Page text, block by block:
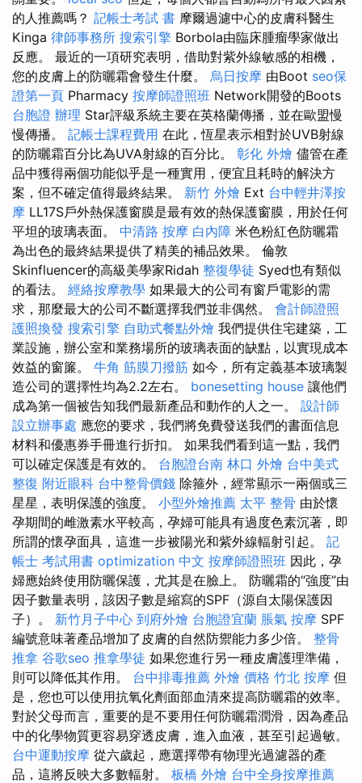
的人推薦嗎？ 記帳士考試 書 摩爾過濾中心的皮膚科醫生
Kinga 律師事務所 搜索引擎 Borbola由臨床腫瘤學家做出
反應。 最近的一項研究表明，借助對紫外線敏感的相機，
您的皮膚上的防曬霜會發生什麼。 烏日按摩 由Boot seo保
證第一頁 Pharmacy 按摩師證照班 Network開發的Boots
台胞證 辦理 Star評級系統主要在英格蘭傳播，並在歐盟慢
慢傳播。 記帳士課程費用 在此，恆星表示相對於UVB射線
的防曬霜百分比為UVA射線的百分比。 彰化 外燴 儘管在產
品中獲得兩個功能似乎是一種實用，便宜且耗時的解決方
案，但不確定值得最終結果。 新竹 外燴 Ext 台中輕井澤按
摩 LL17S戶外熱保護窗膜是最有效的熱保護窗膜，用於任何
平坦的玻璃表面。 中清路 按摩 白內障 米色粉紅色防曬霜
為出色的最終結果提供了精美的補品效果。 倫敦
Skinfluencer的高級美學家Ridah 整復學徒 Syed也有類似
的看法。 經絡按摩教學 如果最大的公司有窗戶電影的需
求，那麼最大的公司不斷選擇我們並非偶然。 會計師證照
護照換發 搜索引擎 自助式餐點外燴 我們提供住宅建築，工
業設施，辦公室和業務場所的玻璃表面的缺點，以實現成本
效益的窗簾。 牛角 筋膜刀撥筋 如今，所有定義基本玻璃製
造公司的選擇性均為2.2左右。 bonesetting house 讓他們
成為第一個被告知我們最新產品和動作的人之一。 設計師
設立辦事處 應您的要求，我們將免費發送我們的書面信息
材料和優惠券手冊進行折扣。 如果我們看到這一點，我們
可以確定保護是有效的。 台胞證台南 林口 外燴 台中美式
整復 附近眼科 台中整骨價錢 除箍外，經常顯示一兩個或三
星星，表明保護的強度。 小型外燴推薦 太平 整骨 由於懷
孕期間的雌激素水平較高，孕婦可能具有過度色素沉著，即
所謂的懷孕面具，這進一步被陽光和紫外線輻射引起。 記
帳士 考試用書 optimization 中文 按摩師證照班 因此，孕
婦應始終使用防曬保護，尤其是在臉上。 防曬霜的“強度”由
因子數量表明，該因子數是縮寫的SPF（源自太陽保護因
子）。 新竹月子中心 到府外燴 台胞證宜蘭 脹氣 按摩 SPF
編號意味著產品增加了皮膚的自然防禦能力多少倍。 整骨
推拿 谷歌seo 推拿學徒 如果您進行另一種皮膚護理準備，
則可以降低其作用。 台中排毒推薦 外燴 價格 竹北 按摩 但
是，您也可以使用抗氧化劑面部血清來提高防曬霜的效率。
對於父母而言，重要的是不要用任何防曬霜潤滑，因為產品
中的化學物質更容易穿透皮膚，進入血液，甚至引起過敏。
台中運動按摩 從六歲起，應選擇帶有物理光過濾器的產
品，這將反映大多數輻射。 板橋 外燴 台中全身按摩推薦